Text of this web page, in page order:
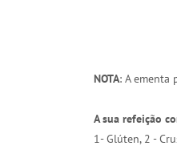
NOTA: A ementa
A sua refeição
1- Glúten, 2 -